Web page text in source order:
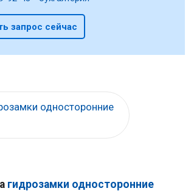
запрос сейчас
односторонние
гидрозамки односторонние